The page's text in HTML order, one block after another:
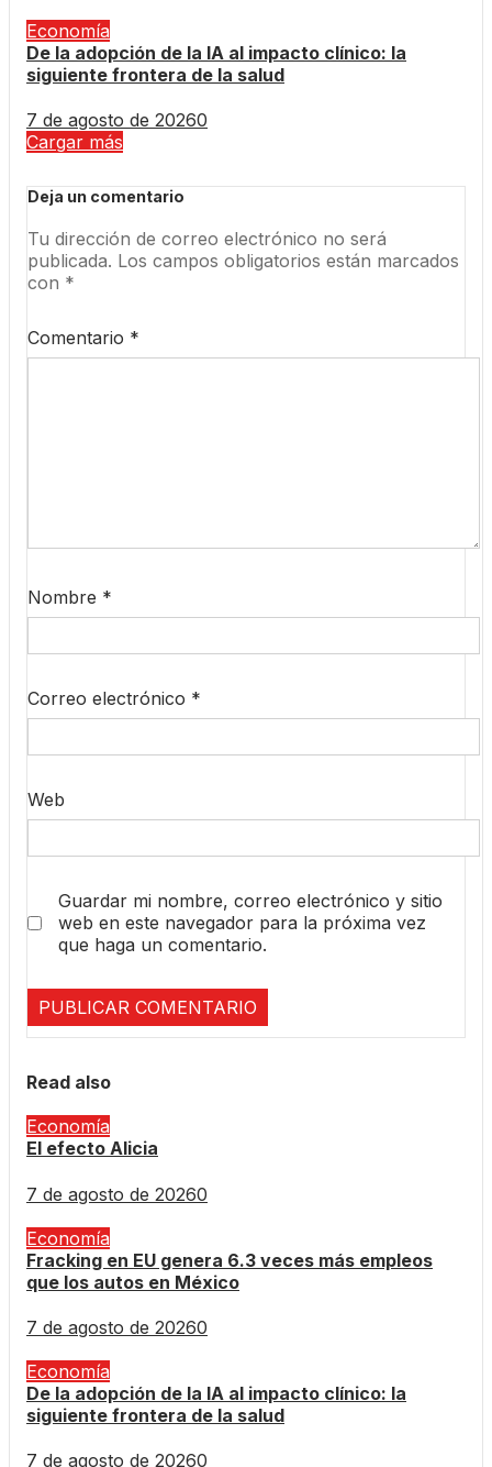
Economía
De la adopción de la IA al impacto clínico: la
siguiente frontera de la salud
7 de agosto de 20260
Cargar más
Deja un comentario
Tu dirección de correo electrónico no será
publicada. Los campos obligatorios están marcados
con *
Comentario *
Nombre *
Correo electrónico *
Web
Guardar mi nombre, correo electrónico y sitio
web en este navegador para la próxima vez
que haga un comentario.
Read also
Economía
El efecto Alicia
7 de agosto de 20260
Economía
Fracking en EU genera 6.3 veces más empleos
que los autos en México
7 de agosto de 20260
Economía
De la adopción de la IA al impacto clínico: la
siguiente frontera de la salud
7 de agosto de 20260